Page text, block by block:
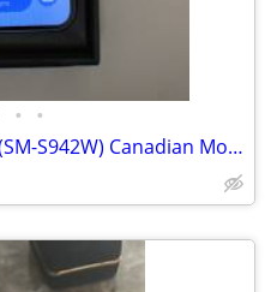
• •
[REAL] Samsung Galaxy S26 (SM-S942W) Canadian Model Unlocked - 5G, 12G